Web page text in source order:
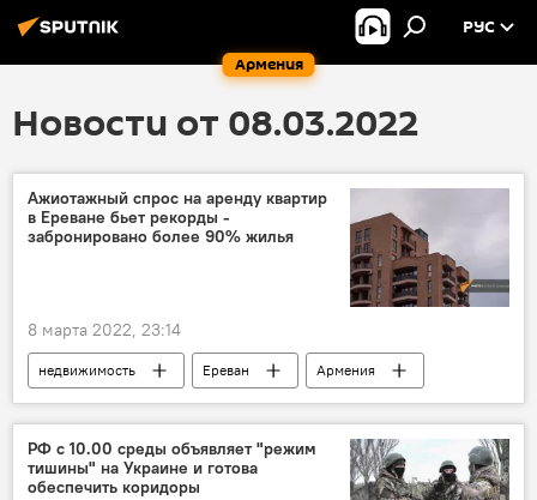
Армения
РУС
Новости от 08.03.2022
Ажиотажный спрос на аренду квартир
в Ереване бьет рекорды -
забронировано более 90% жилья
8 марта 2022, 23:14
недвижимость Ереван
Армения
Новости Армения
РФ с 10.00 среды объявляет "режим
тишины" на Украине и готова
обеспечить коридоры